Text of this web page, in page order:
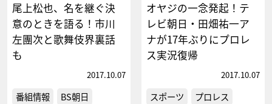
尾上松也、名を継ぐ決
意のときを語る！市川
左團次と歌舞伎界裏話
も
2017.10.07
番組情報 BS朝日
オヤジの一念発起！テ
レビ朝日・田畑祐一ア
ナが17年ぶりにプロレ
ス実況復帰
2017.10.07
スポーツ プロレス